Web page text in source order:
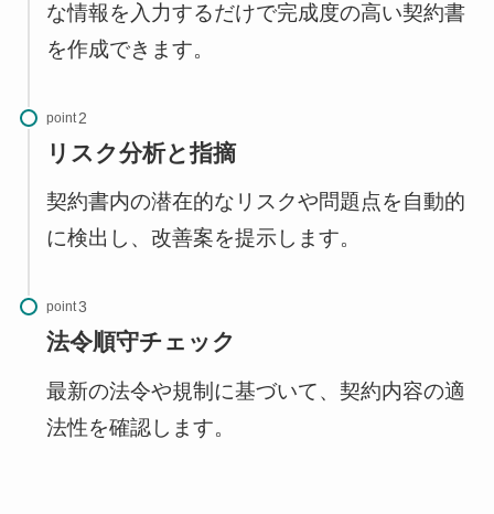
な情報を入力するだけで完成度の高い契約書
を作成できます。
point
リスク分析と指摘
契約書内の潜在的なリスクや問題点を自動的
に検出し、改善案を提示します。
point
法令順守チェック
最新の法令や規制に基づいて、契約内容の適
法性を確認します。